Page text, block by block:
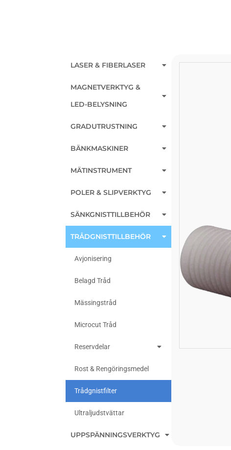
LASER & FIBERLASER
MAGNETVERKTYG &
LED-BELYSNING
GRADUTRUSTNING
BÄNKMASKINER
MÄTINSTRUMENT
POLER & SLIPVERKTYG
SÄNKGNISTTILLBEHÖR
TRÅDGNISTTILLBEHÖR
Avjonisering
Belagd Tråd
Mässingstråd
Microcut Tråd
Reservdelar
Rost & Rengöringsmedel
Trådgnistfilter
Ultraljudstvättar
UPPSPÄNNINGSVERKTYG